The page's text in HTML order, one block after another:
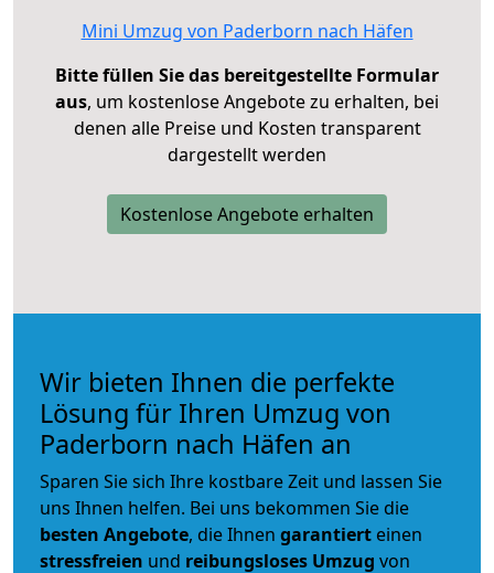
Mini Umzug von Paderborn nach Häfen
Bitte füllen Sie das bereitgestellte Formular
aus, um kostenlose Angebote zu erhalten, bei
denen alle Preise und Kosten transparent
dargestellt werden
Kostenlose Angebote erhalten
Wir bieten Ihnen die perfekte
Lösung für Ihren Umzug von
Paderborn nach Häfen an
Sparen Sie sich Ihre kostbare Zeit und lassen Sie
uns Ihnen helfen. Bei uns bekommen Sie die
besten Angebote, die Ihnen garantiert einen
stressfreien und reibungsloses Umzug von